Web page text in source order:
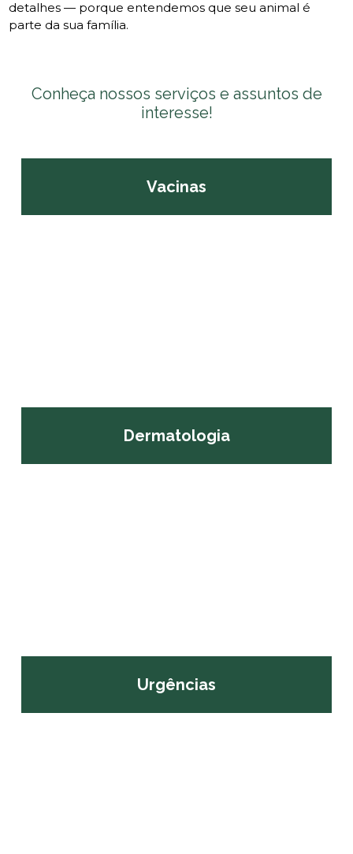
detalhes — porque entendemos que seu animal é
parte da sua família.
Conheça nossos serviços e assuntos de
interesse!
Vacinas
Dermatologia
Urgências